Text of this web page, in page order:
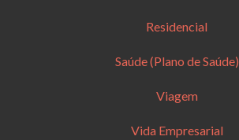
Residencial
Saúde (Plano de Saúde)
Viagem
Vida Empresarial